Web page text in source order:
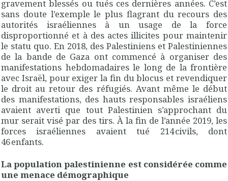
gravement blessés ou tués ces dernières années. C’est
sans doute l’exemple le plus flagrant du recours des
autorités israéliennes à un usage de la force
disproportionné et à des actes illicites pour maintenir
le statu quo. En 2018, des Palestiniens et Palestiniennes
de la bande de Gaza ont commencé à organiser des
manifestations hebdomadaires le long de la frontière
avec Israël, pour exiger la fin du blocus et revendiquer
le droit au retour des réfugiés. Avant même le début
des manifestations, des hauts responsables israéliens
avaient averti que tout Palestinien s’approchant du
mur serait visé par des tirs. À la fin de l’année 2019, les
forces israéliennes avaient tué 214 civils, dont
46 enfants.
La population palestinienne est considérée comme
une menace démographique